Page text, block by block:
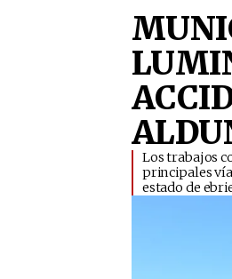
​Los trabajos
principales
estado de